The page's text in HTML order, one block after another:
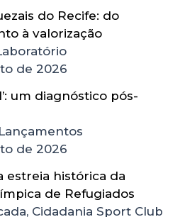
do Recife: do
à valorização
de 2026
um diagnóstico pós-
de 2026
estreia histórica da
de Refugiados
Cidadania Sport Club